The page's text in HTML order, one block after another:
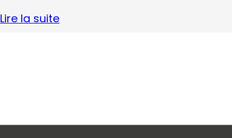
Lire la suite